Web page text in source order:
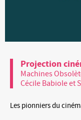
Projection
Machines
Cécile Babiole et
Les pionniers du